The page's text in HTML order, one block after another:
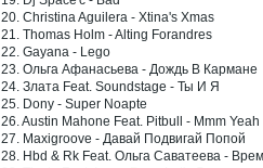
20. Christina Aguilera - Xtina's Xmas
21. Thomas Holm - Alting Forandres
22. Gayana - Lego
23. Ольга Афанасьева - Дождь В Кармане
24. Злата Feat. Soundstage - Ты И Я
25. Dony - Super Noapte
26. Austin Mahone Feat. Pitbull - Mmm Yeah
27. Maxigroove - Давай Подвигай Попой
28. Hbd & Rk Feat. Ольга Саватеева -